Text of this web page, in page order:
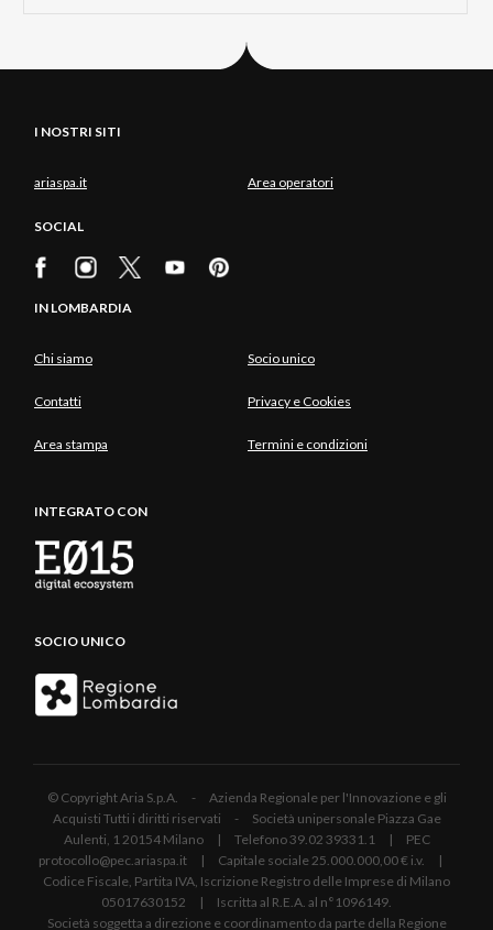
I NOSTRI SITI
ariaspa.it Area operatori
SOCIAL
IN LOMBARDIA
Chi siamo Socio unico
Contatti Privacy e Cookies
Area stampa Termini e condizioni
INTEGRATO CON
SOCIO UNICO
© Copyright Aria S.p.A. - Azienda Regionale per l'Innovazione e gli
Acquisti Tutti i diritti riservati - Società unipersonale Piazza Gae
Aulenti, 1 20154 Milano | Telefono 39.02 39331.1 | PEC
protocollo@pec.ariaspa.it | Capitale sociale 25.000.000,00 € i.v. |
Codice Fiscale, Partita IVA, Iscrizione Registro delle Imprese di Milano
05017630152 | Iscritta al R.E.A. al n°1096149.
Società soggetta a direzione e coordinamento da parte della Regione